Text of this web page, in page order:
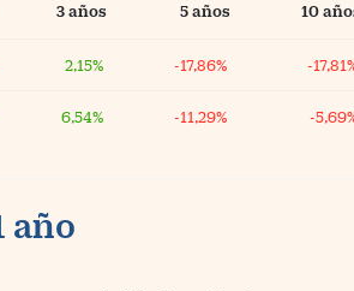
3 años 5 años 10
2,15% -17,86% -
6,54% -11,29% -
año